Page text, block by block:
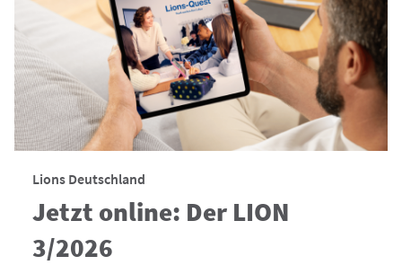
Lions Deutschland
Jetzt online: Der LION
3/2026